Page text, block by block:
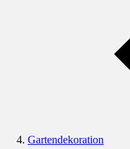
Gartendekoration